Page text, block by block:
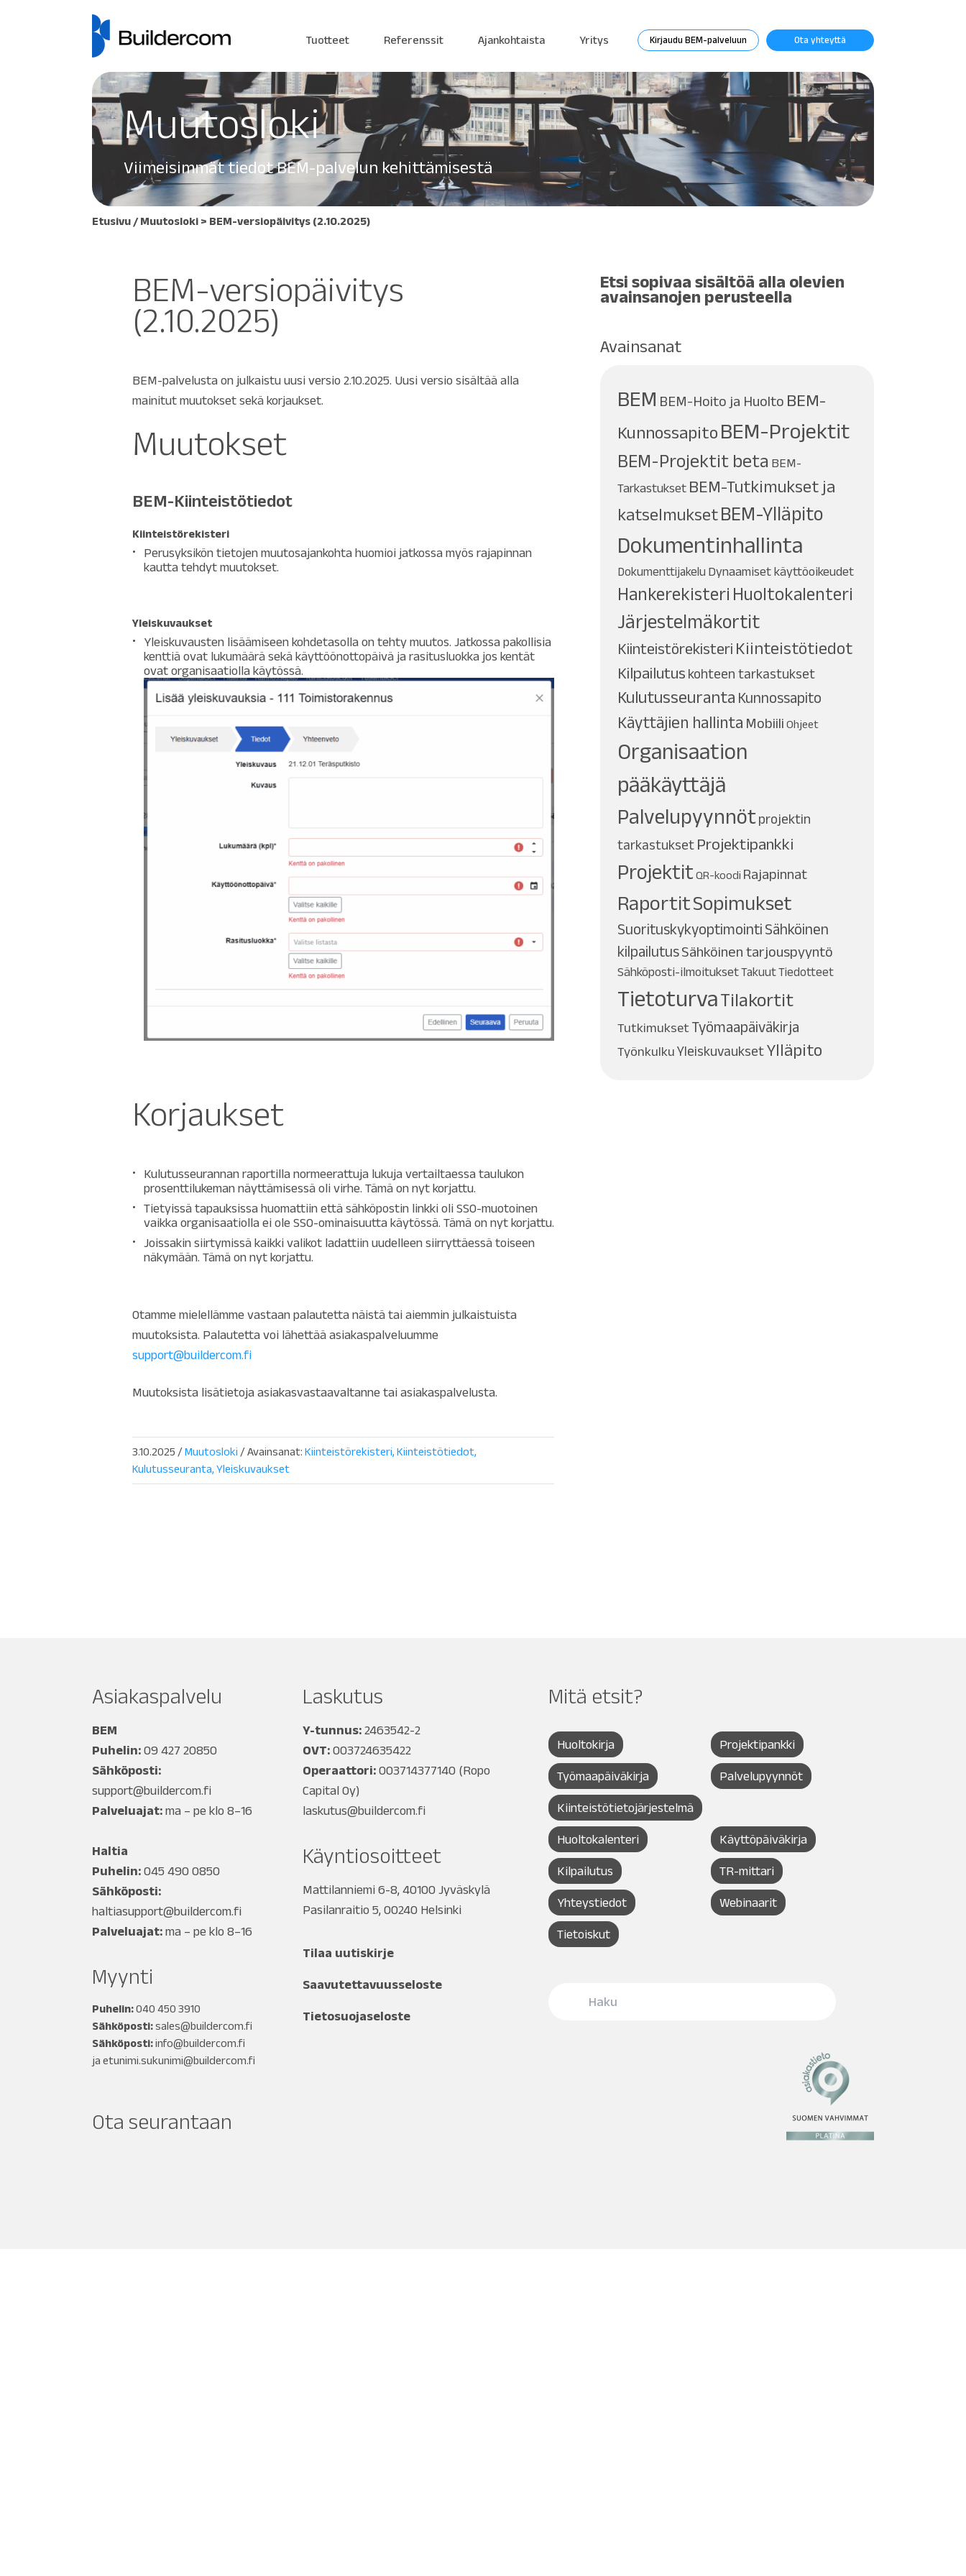
Tuotteet Referenssit Ajankohtaista Yritys Kirjaudu BEM-palveluun Ota yhteyttä
Muutosloki
Viimeisimmät tiedot BEM-palvelun kehittämisestä
Etusivu /Muutosloki > BEM-versiopäivitys (2.10.2025)
BEM-versiopäivitys
(2.10.2025)
BEM-palvelusta on julkaistu uusi versio 2.10.2025. Uusi versio sisältää alla
mainitut muutokset sekä korjaukset.
Muutokset
BEM-Kiinteistötiedot
Kiinteistörekisteri
Perusyksikön tietojen muutosajankohta huomioi jatkossa myös rajapinnan
kautta tehdyt muutokset.
Yleiskuvaukset
Yleiskuvausten lisäämiseen kohdetasolla on tehty muutos. Jatkossa pakollisia
kenttiä ovat lukumäärä sekä käyttöönottopäivä ja rasitusluokka jos kentät
ovat organisaatiolla käytössä.
Korjaukset
Kulutusseurannan raportilla normeerattuja lukuja vertailtaessa taulukon
prosenttilukeman näyttämisessä oli virhe. Tämä on nyt korjattu.
Tietyissä tapauksissa huomattiin että sähköpostin linkki oli SSO-muotoinen
vaikka organisaatiolla ei ole SSO-ominaisuutta käytössä. Tämä on nyt korjattu.
Joissakin siirtymissä kaikki valikot ladattiin uudelleen siirryttäessä toiseen
näkymään. Tämä on nyt korjattu.
Otamme mielellämme vastaan palautetta näistä tai aiemmin julkaistuista
muutoksista. Palautetta voi lähettää asiakaspalveluumme
support@buildercom.fi
Muutoksista lisätietoja asiakasvastaavaltanne tai asiakaspalvelusta.
3.10.2025 /Muutosloki / Avainsanat: Kiinteistörekisteri Kiinteistötiedot
Kulutusseuranta Yleiskuvaukset
Etsi sopivaa sisältöä alla olevien
avainsanojen perusteella
Avainsanat
BEM BEM-Hoito ja Huolto BEM-
Kunnossapito BEM-Projektit
BEM-Projektit beta BEM-
Tarkastukset BEM-Tutkimukset ja
katselmuksetBEM-Ylläpito
Dokumentinhallinta
Dokumenttijakelu Dynaamiset käyttöoikeudet
Hankerekisteri Huoltokalenteri
Järjestelmäkortit
Kiinteistörekisteri Kiinteistötiedot
Kilpailutus kohteen tarkastukset
Kulutusseuranta Kunnossapito
Käyttäjien hallinta Mobiili Ohjeet
Organisaation
pääkäyttäjä
Palvelupyynnötprojektin
tarkastukset Projektipankki
Projektit QR-koodi Rajapinnat
RaportitSopimukset
Suorituskykyoptimointi Sähköinen
kilpailutusSähköinen tarjouspyyntö
Sähköposti-ilmoituksetTakuutTiedotteet
TietoturvaTilakortit
Tutkimukset Työmaapäiväkirja
TyönkulkuYleiskuvauksetYlläpito
Asiakaspalvelu
BEM
Puhelin: 09 427 20850
Sähköposti:
support@buildercom.fi
Palveluajat: ma – pe klo 8–16
Haltia
Puhelin: 045 490 0850
Sähköposti:
haltiasupport@buildercom.fi
Palveluajat: ma – pe klo 8–16
Myynti
Puhelin:040 450 3910
Sähköposti:sales@buildercom.fi
Sähköposti:info@buildercom.fi
ja etunimi.sukunimi@buildercom.fi
Laskutus
Y-tunnus: 2463542-2
OVT: 003724635422
Operaattori: 003714377140 (Ropo
Capital Oy)
laskutus@buildercom.fi
Käyntiosoitteet
Mattilanniemi 6-8, 40100 Jyväskylä
Pasilanraitio 5, 00240 Helsinki
Tilaa uutiskirje
Saavutettavuusseloste
Tietosuojaseloste
Ota seurantaan
Mitä etsit?
Huoltokirja Projektipankki
Työmaapäiväkirja Palvelupyynnöt
Kiinteistötietojärjestelmä
Huoltokalenteri Käyttöpäiväkirja
Kilpailutus TR-mittari
Yhteystiedot Webinaarit
Tietoiskut